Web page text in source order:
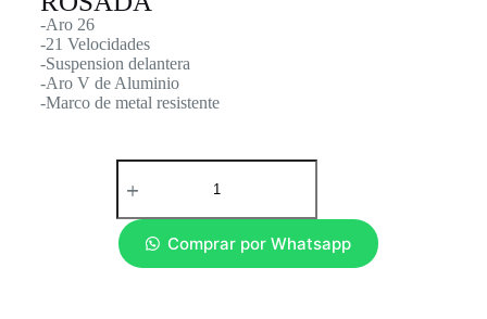
-Aro 26
-21 Velocidades
-Suspension delantera
-Aro V de Aluminio
-Marco de metal resistente
Comprar por Whatsapp